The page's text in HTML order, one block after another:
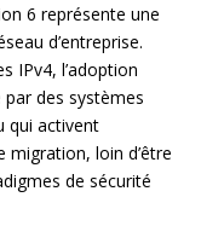
6 représente une
d’entreprise.
IPv4, l’adoption
par des systèmes
qui activent
loin d’être
de sécurité